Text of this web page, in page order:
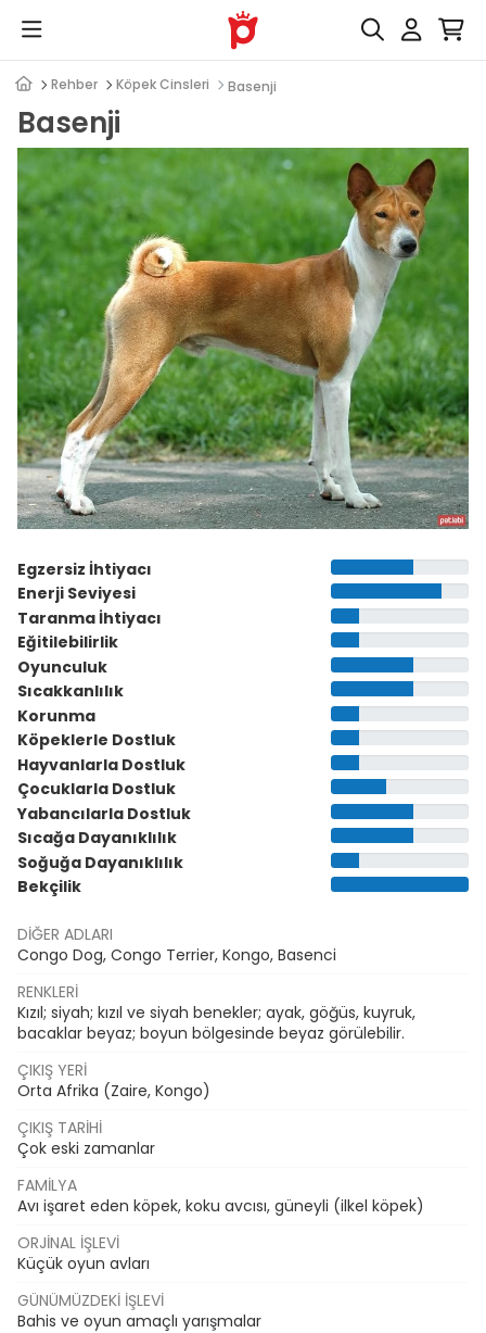
Rehber Köpek Cinsleri Basenji
Basenji
Egzersiz İhtiyacı
Enerji Seviyesi
Taranma İhtiyacı
Eğitilebilirlik
Oyunculuk
Sıcakkanlılık
Korunma
Köpeklerle Dostluk
Hayvanlarla Dostluk
Çocuklarla Dostluk
Yabancılarla Dostluk
Sıcağa Dayanıklılık
Soğuğa Dayanıklılık
Bekçilik
DIĞER ADLARI
Congo Dog, Congo Terrier, Kongo, Basenci
RENKLERI
Kızıl; siyah; kızıl ve siyah benekler; ayak, göğüs, kuyruk,
bacaklar beyaz; boyun bölgesinde beyaz görülebilir.
ÇIKIŞ YERI
Orta Afrika (Zaire, Kongo)
ÇIKIŞ TARIHI
Çok eski zamanlar
FAMILYA
Avı işaret eden köpek, koku avcısı, güneyli (ilkel köpek)
ORJINAL İŞLEVI
Küçük oyun avları
GÜNÜMÜZDEKI İŞLEVI
Bahis ve oyun amaçlı yarışmalar